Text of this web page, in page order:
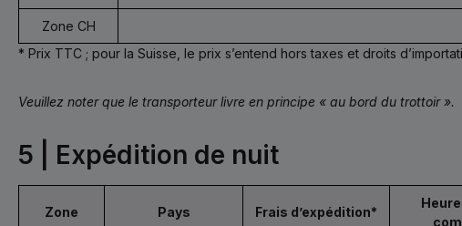
Zone CH
* Prix TTC ; pour la Suisse, le prix s’entend hors taxes et droits
Veuillez noter que le transporteur livre en principe « au bord du trottoir ».
5 | Expédition de nuit
Zone Pays Frais d’expédition*